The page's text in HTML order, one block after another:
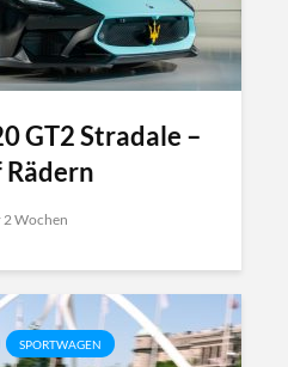
GT2 Stradale –
Rädern
2 Wochen
SPORTWAGEN